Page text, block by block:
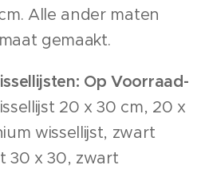
Alle ander maten
gemaakt.
Op Voorraad-
20 x 30 cm, 20 x
wissellijst, zwart
30 x 30, zwart